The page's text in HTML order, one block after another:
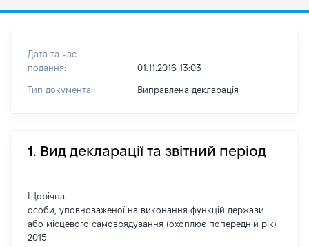
Дата та час
подання:
01.11.2016 13:03
Тип документа: Виправлена декларація
1. Вид декларації та звітний період
Щорічна
особи, уповноваженої на виконання функцій держави
або місцевого самоврядування (охоплює попередній рік)
2015